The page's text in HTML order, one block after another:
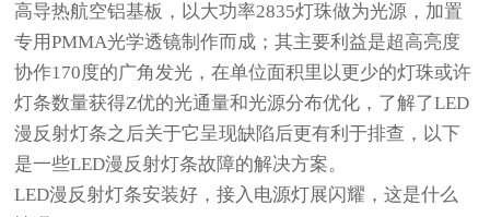
高导热航空铝基板，以大功率2835灯珠做为光源，加置
专用PMMA光学透镜制作而成；其主要利益是超高亮度
协作170度的广角发光，在单位面积里以更少的灯珠或许
灯条数量获得Z优的光通量和光源分布优化，了解了LED
漫反射灯条之后关于它呈现缺陷后更有利于排查，以下
是一些LED漫反射灯条故障的解决方案。
LED漫反射灯条安装好，接入电源灯展闪耀，这是什么